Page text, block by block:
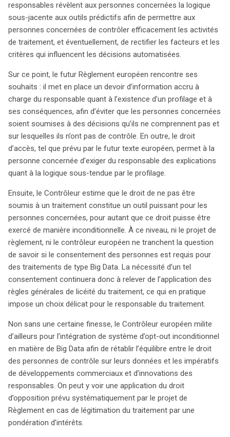
responsables révèlent aux personnes concernées la logique
sous-jacente aux outils prédictifs afin de permettre aux
personnes concernées de contrôler efficacement les activités
de traitement, et éventuellement, de rectifier les facteurs et les
critères qui influencent les décisions automatisées.
Sur ce point, le futur Règlement européen rencontre ses
souhaits : il met en place un devoir d’information accru à
charge du responsable quant à l’existence d’un profilage et à
ses conséquences, afin d’éviter que les personnes concernées
soient soumises à des décisions qu’ils ne comprennent pas et
sur lesquelles ils n’ont pas de contrôle. En outre, le droit
d’accès, tel que prévu par le futur texte européen, permet à la
personne concernée d’exiger du responsable des explications
quant à la logique sous-tendue par le profilage.
Ensuite, le Contrôleur estime que le droit de ne pas être
soumis à un traitement constitue un outil puissant pour les
personnes concernées, pour autant que ce droit puisse être
exercé de manière inconditionnelle. À ce niveau, ni le projet de
règlement, ni le contrôleur européen ne tranchent la question
de savoir si le consentement des personnes est requis pour
des traitements de type Big Data. La nécessité d’un tel
consentement continuera donc à relever de l’application des
règles générales de licéité du traitement, ce qui en pratique
impose un choix délicat pour le responsable du traitement.
Non sans une certaine finesse, le Contrôleur européen milite
d’ailleurs pour l’intégration de système d’opt-out inconditionnel
en matière de Big Data afin de rétablir l’équilibre entre le droit
des personnes de contrôle sur leurs données et les impératifs
de développements commerciaux et d’innovations des
responsables. On peut y voir une application du droit
d’opposition prévu systématiquement par le projet de
Règlement en cas de légitimation du traitement par une
pondération d’intérêts.